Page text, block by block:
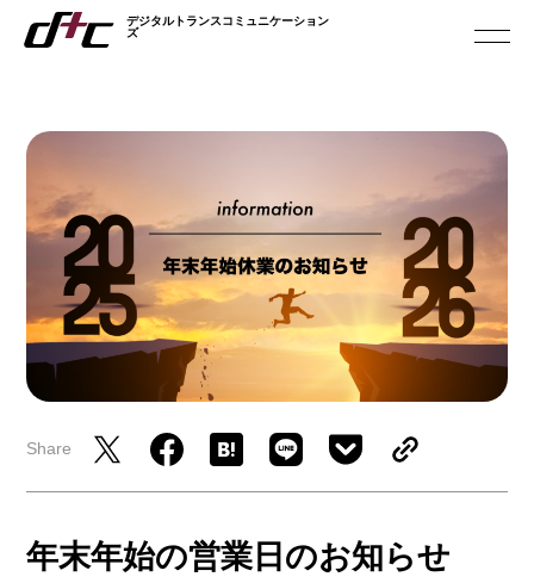
デジタルトランスコミュニケーション
ズ
デジタルトランスコミュニケーション
ズ
ABOUT US
私たちについて
SERVICES
サービス
SUSTAINABILITY
サステナビリティ
NEWS
RECRUIT
Share
年末年始の営業日のお知らせ